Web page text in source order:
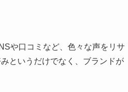
や口コミなど、色々な声をリサ
というだけでなく、ブランドが